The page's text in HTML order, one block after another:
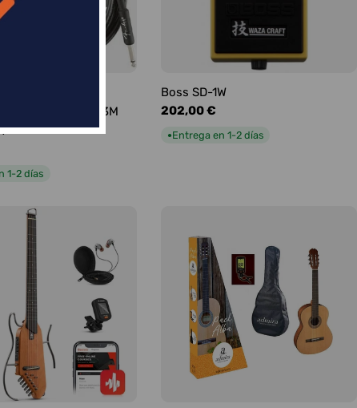
PROFESIONAL 3M
1-2 días
Boss SD-1W
Precio
202,00 €
●Entrega en 1-2 días